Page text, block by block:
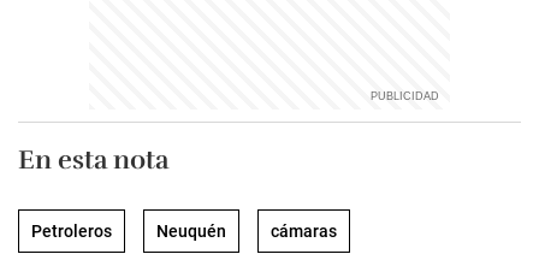
En esta nota
Petroleros Neuquén cámaras